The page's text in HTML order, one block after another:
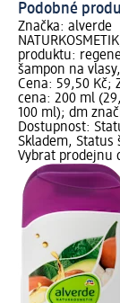
Podobné
Značka: alverde
produktu:
šampon na
Cena: 59,50 Kč;
cena: 200 ml
100 ml); dm
Dostupnost:
Skladem, Status
Vybrat prodejnu